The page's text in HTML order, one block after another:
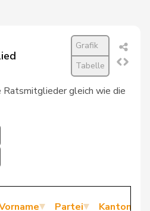
Grafik
Tabelle
gleich wie die
Partei Kanton